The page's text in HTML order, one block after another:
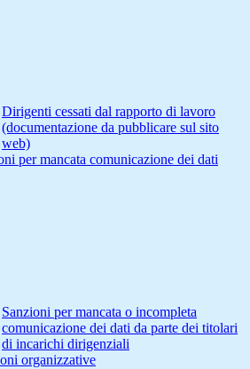
Dirigenti cessati dal rapporto di lavoro
(documentazione da pubblicare sul sito
web)
per mancata comunicazione dei dati
Sanzioni per mancata o incompleta
comunicazione dei dati da parte dei titolari
di incarichi dirigenziali
organizzative